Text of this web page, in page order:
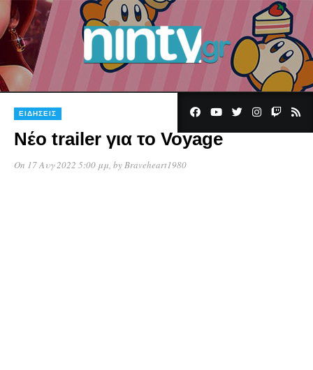
ΕΙΔΉΣΕΙΣ
Νέο trailer για το Voyage
On 17 Αυγ 2022 5:00 μμ , by Braveheart1980